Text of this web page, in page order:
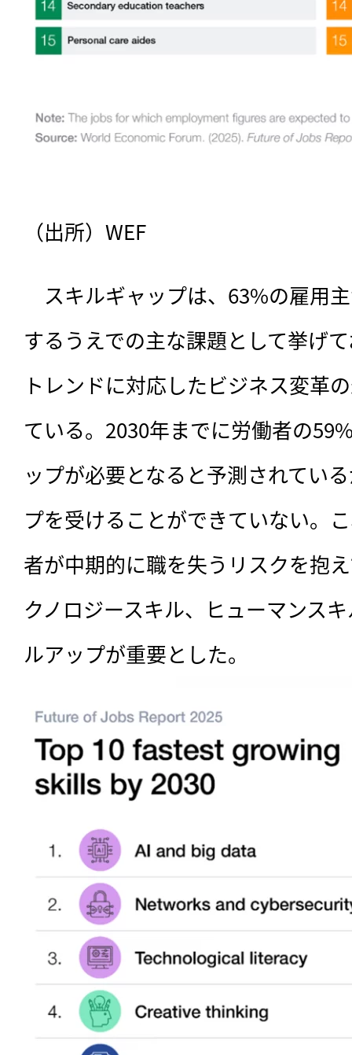
（出所）WEF
スキルギャップは、63%の雇用
するうえでの主な課題として挙げ
トレンドに対応したビジネス変革
ている。2030年までに労働者の
ップが必要となると予測されてい
プを受けることができていない。
者が中期的に職を失うリスクを抱
クノロジースキル、ヒューマンス